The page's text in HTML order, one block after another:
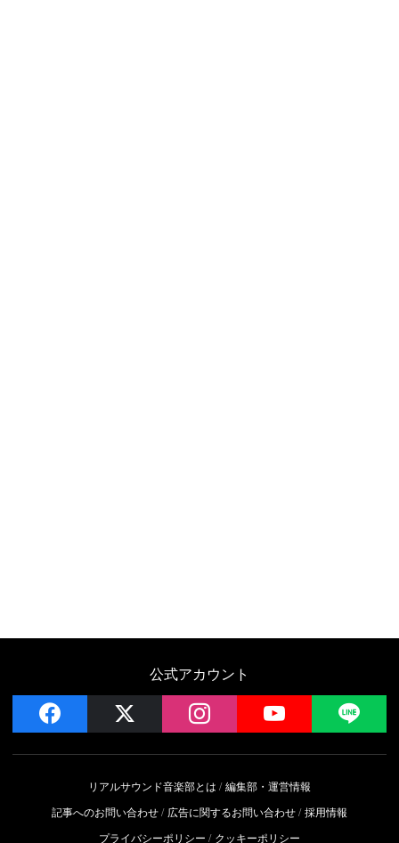
公式アカウント
facebook instagram YouTube
リアルサウンド音楽部とは
編集部・運営情報
記事へのお問い合わせ
広告に関するお問い合わせ 採用情報
プライバシーポリシー
クッキーポリシー